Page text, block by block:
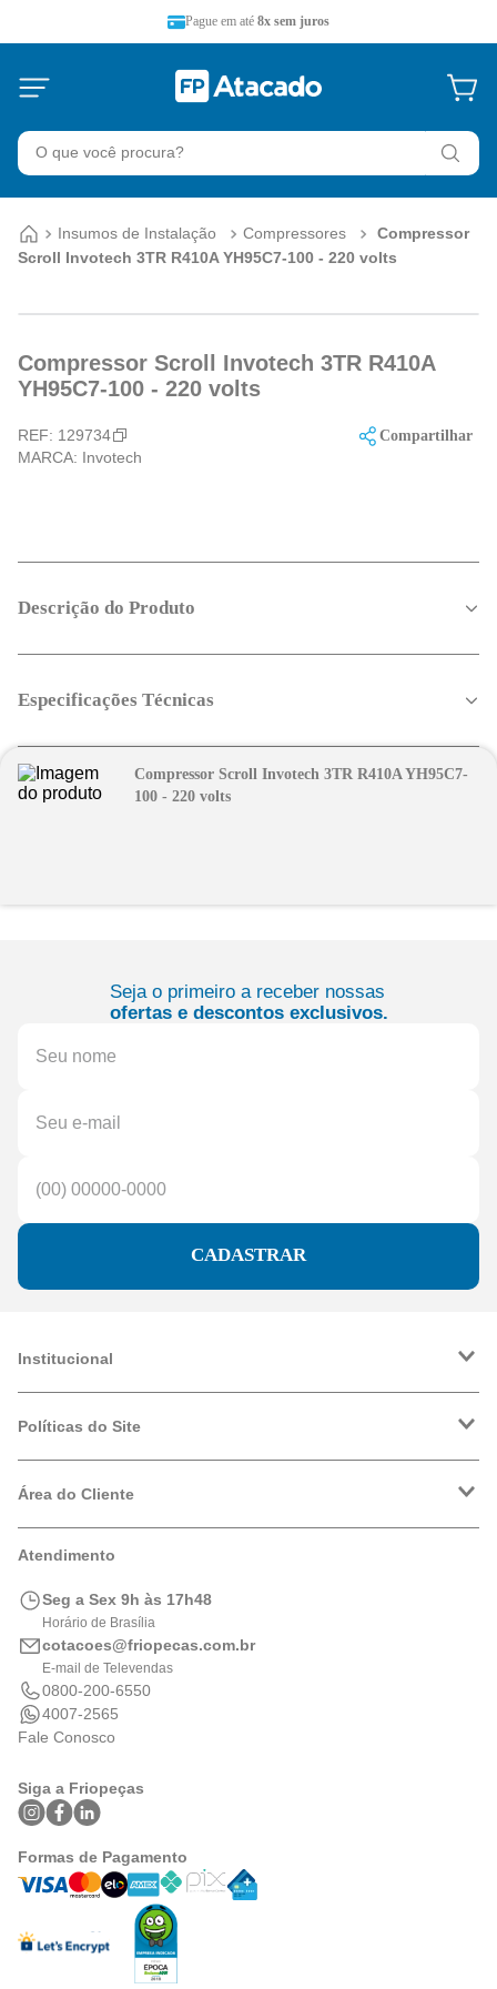
Pague em até 8x sem juros
Insumos de Instalação Compressores
Compressor
Scroll Invotech 3TR R410A YH95C7-100 - 220 volts
Compressor Scroll Invotech 3TR R410A
YH95C7-100 - 220 volts
REF: 129734
MARCA: Invotech
Compartilhar
Descrição do Produto
Especificações Técnicas
Compressor Scroll Invotech 3TR R410A YH95C7-
100 - 220 volts
Seja o primeiro a receber nossas
ofertas e descontos exclusivos.
CADASTRAR
Institucional
Trabalhe Conosco
Políticas do Site
Política de Privacidade
Logística
Área do Cliente
Meus Pedidos
Portal de Boletos
Atendimento
Seg a Sex 9h às 17h48
Horário de Brasília
cotacoes@friopecas.com.br
E-mail de Televendas
0800-200-6550
4007-2565
Fale Conosco
Siga a Friopeças
Formas de Pagamento